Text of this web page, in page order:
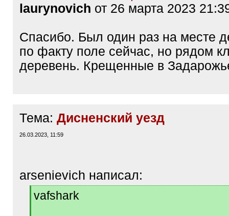
laurynovich от 26 марта 2023
Спасибо. Был один раз на месте
по факту поле сейчас, но рядом
деревень. Крещенные в
Тема: Дисненский уезд
26.03.2023, 11:59
arsenievich написал:
[
q
vafshark